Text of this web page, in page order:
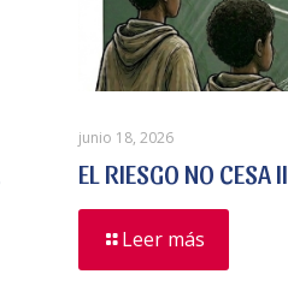
junio 18, 2026
EL RIESGO NO CESA II
Leer más